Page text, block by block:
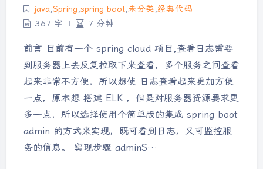
java,Spring,spring boot,未分类,经典代码
367 字
| 7 分钟
前言 目前有一个 spring cloud 项目,查看日志需要
到服务器上去反复拉取下来查看，多个服务之间查看
起来非常不方便，所以想使 日志查看起来更加方便
一点，原本想 搭建 ELK ，但是对服务器资源要求更
多一点，所以选择使用个简单版的集成 spring boot
admin 的方式来实现，既可看到日志，又可监控服
务的信息。 实现步骤 adminS…